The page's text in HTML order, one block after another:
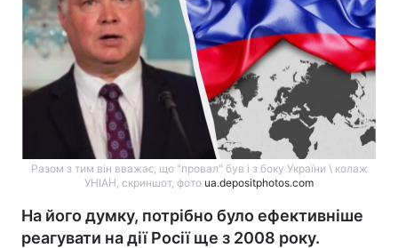
Разом з тим він вважає, що "провал" був і з боку України \ колаж
УНІАН, скриншот, фото ua.depositphotos.com
На його думку, потрібно було ефективніше
реагувати на дії Росії ще з 2008 року.